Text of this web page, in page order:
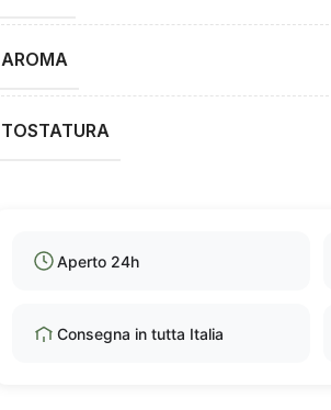
AROMA
TOSTATURA
Aperto 24h
Consegna in tutta Italia